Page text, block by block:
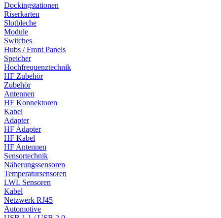
Dockingstationen
Riserkarten
Slotbleche
Module
Switches
Hubs / Front Panels
Speicher
Hochfrequenztechnik
HF Zubehör
Zubehör
Antennen
HF Konnektoren
Kabel
Adapter
HF Adapter
HF Kabel
HF Antennen
Sensortechnik
Näherungssensoren
Temperatursensoren
LWL Sensoren
Kabel
Netzwerk RJ45
Automotive